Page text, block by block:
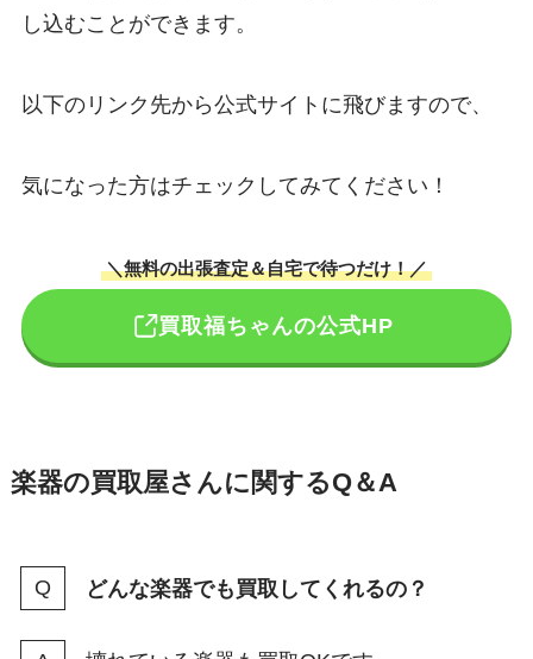
し込むことができます。
以下のリンク先から公式サイトに飛びますので、
気になった方はチェックしてみてください！
＼無料の出張査定＆自宅で待つだけ！／
買取福ちゃんの公式HP
楽器の買取屋さんに関するQ＆A
どんな楽器でも買取してくれるの？